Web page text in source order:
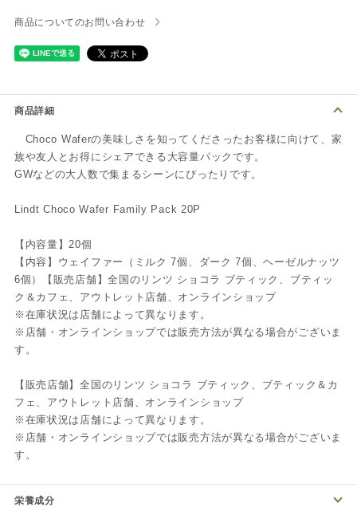
商品についてのお問い合わせ
商品詳細
Choco Waferの美味しさを知ってくださったお客様に向けて、家
族や友人とお得にシェアできる大容量パックです。
GWなどの大人数で集まるシーンにぴったりです。
Lindt Choco Wafer Family Pack 20P
【内容量】20個
【内容】ウェイファー（ミルク 7個、ダーク 7個、ヘーゼルナッツ
6個）【販売店舗】全国のリンツ ショコラ ブティック、ブティッ
ク＆カフェ、アウトレット店舗、オンラインショップ
※在庫状況は店舗によって異なります。
※店舗・オンラインショップでは販売方法が異なる場合がございま
す。
【販売店舗】全国のリンツ ショコラ ブティック、ブティック＆カ
フェ、アウトレット店舗、オンラインショップ
※在庫状況は店舗によって異なります。
※店舗・オンラインショップでは販売方法が異なる場合がございま
す。
栄養成分